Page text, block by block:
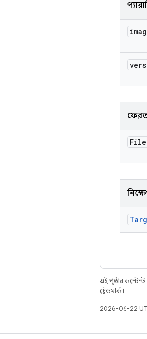
File
এই পৃষ্ঠার
ট্রেডমার্ক।
2026-06-22